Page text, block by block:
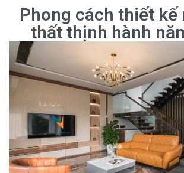
Phong cách thiết kế
thất thịnh hành